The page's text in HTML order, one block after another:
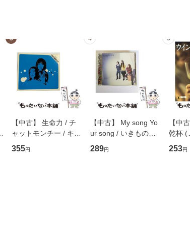
3
【中古】 生命力 / チ
ャットモンチー / キュ
ーンレコード [CD]
【メール便送料無料】
355円
4
【中古】 My song Yo
ur song / いきものが
かり / [CD]【メール便
送料無料】
289円
5
【中
乾杯 (
ト) /
社 [
253円